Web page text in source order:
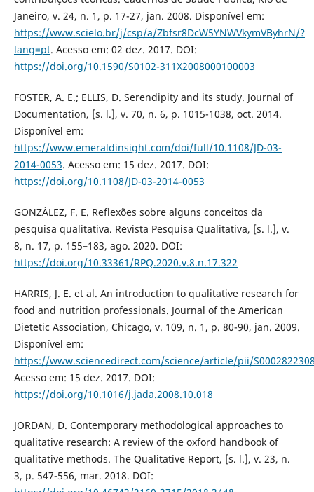
Janeiro, v. 24, n. 1, p. 17-27, jan. 2008. Disponível em:
https://www.scielo.br/j/csp/a/Zbfsr8DcW5YNWVkymVByhrN/?
lang=pt. Acesso em: 02 dez. 2017. DOI:
https://doi.org/10.1590/S0102-311X2008000100003
FOSTER, A. E.; ELLIS, D. Serendipity and its study. Journal of
Documentation, [s. l.], v. 70, n. 6, p. 1015-1038, oct. 2014.
Disponível em:
https://www.emeraldinsight.com/doi/full/10.1108/JD-03-
2014-0053. Acesso em: 15 dez. 2017. DOI:
https://doi.org/10.1108/JD-03-2014-0053
GONZÁLEZ, F. E. Reflexões sobre alguns conceitos da
pesquisa qualitativa. Revista Pesquisa Qualitativa, [s. l.], v.
8, n. 17, p. 155–183, ago. 2020. DOI:
https://doi.org/10.33361/RPQ.2020.v.8.n.17.322
HARRIS, J. E. et al. An introduction to qualitative research for
food and nutrition professionals. Journal of the American
Dietetic Association, Chicago, v. 109, n. 1, p. 80-90, jan. 2009.
Disponível em:
https://www.sciencedirect.com/science/article/pii/
Acesso em: 15 dez. 2017. DOI:
https://doi.org/10.1016/j.jada.2008.10.018
JORDAN, D. Contemporary methodological approaches to
qualitative research: A review of the oxford handbook of
qualitative methods. The Qualitative Report, [s. l.], v. 23, n.
3, p. 547-556, mar. 2018. DOI: